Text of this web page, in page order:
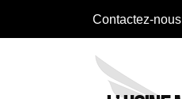
Contactez-nous